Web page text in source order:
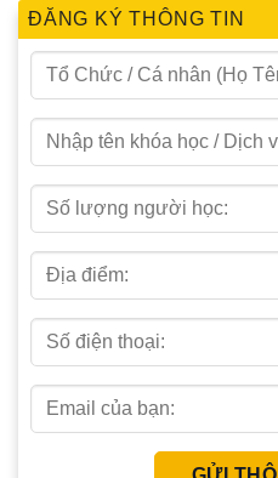
ĐĂNG KÝ THÔNG TIN